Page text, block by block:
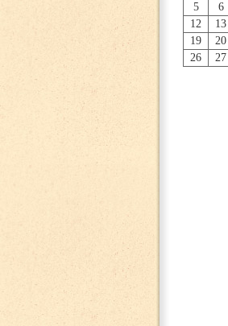
5
6
12
13
19
20
26
27